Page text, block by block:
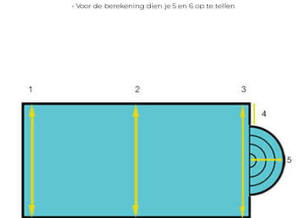
• Voor de berekening dien je 5 en 6 op te tellen